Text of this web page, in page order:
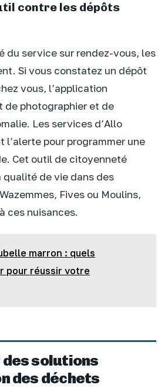
contre les dépôts
du service sur rendez-vous, les
Si vous constatez un dépôt
vous, l’application
de photographier et de
Les services d’Allo
l’alerte pour programmer une
Cet outil de citoyenneté
de vie dans des
Fives ou Moulins,
ces nuisances.
marron : quels
pour réussir votre
solutions
des déchets